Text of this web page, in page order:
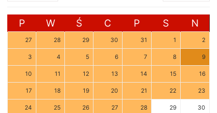
P W Ś C P S N
27 28 29 30 31 1 2
3 4 5 6 7 8 9
10 11 12 13 14 15 16
17 18 19 20 21 22 23
24 25 26 27 28 29 30